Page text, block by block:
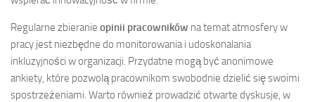
Regularne zbieranie opinii pracowników na temat atmosfery w
pracy jest niezbędne do monitorowania i udoskonalania
inkluzyjności w organizacji. Przydatne mogą być anonimowe
ankiety, które pozwolą pracownikom swobodnie dzielić się swoimi
spostrzeżeniami. Warto również prowadzić otwarte dyskusje, w